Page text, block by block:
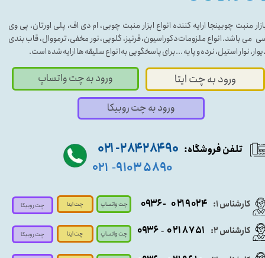
منبت چوبینجا ارایه کننده انواع ابزار منبت چوبی، ام دی اف، پلی اورتان، پی وی
می باشد. انواع ملزومات دکوراسیون، قرنیز، گلویی، نور مخفی، ترمووال، قاب بندی
نوار استیل، نرده و پایه ...برای پاسخگویی به انواع سلیقه ها ارایه شده است.
کارشناس ۱: ۰۲۱۹۰۲۴ - ۰۹۳۶
ورود به چت ایتا ورود به چت واتساپ
تلفن فروشگاه: ۹۰ ۲۸۴ ۲۸۴- ۰۲۱
۵۸۹۰ ۹۱۰۳ -۰۲۱
کارشناس ۲: ۰۲۱۸۷۵۱ - ۰۹۳۶
ورود به چت روبیکا
چت واتساپ
چت واتساپ
چت ایتا
چت ایتا
چت روبیکا
چت روبیکا